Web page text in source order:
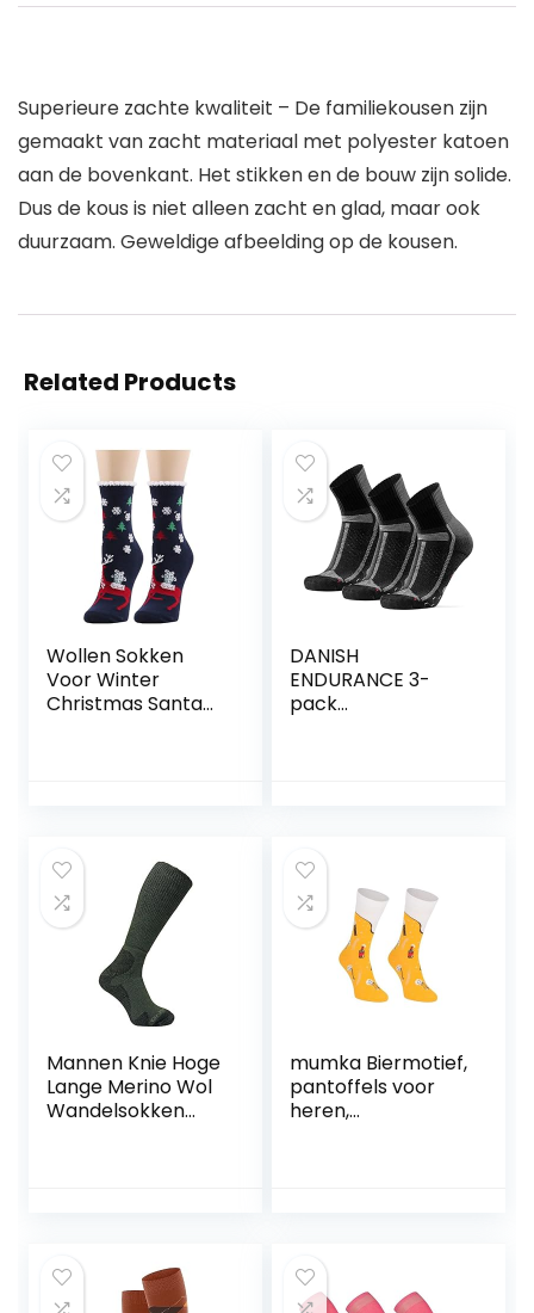
Superieure zachte kwaliteit – De familiekousen zijn
gemaakt van zacht materiaal met polyester katoen
aan de bovenkant. Het stikken en de bouw zijn solide.
Dus de kous is niet alleen zacht en glad, maar ook
duurzaam. Geweldige afbeelding op de kousen.
Related Products
Wollen Sokken
Voor Winter
Christmas Santa
Tube Sock Warme
Zachte
Geschenken
Wintersokken Set
Voor Dames En
Heren
DANISH
ENDURANCE 3-
pack
Mannen Knie Hoge
Lange Merino Wol
Wandelsokken
mumka Biermotief,
pantoffels voor
heren,